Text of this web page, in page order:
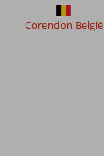
niet
meer
Corendon België